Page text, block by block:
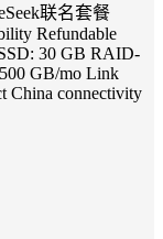
联名套餐
Refundable
30 GB RAID-
GB/mo Link
China connectivity